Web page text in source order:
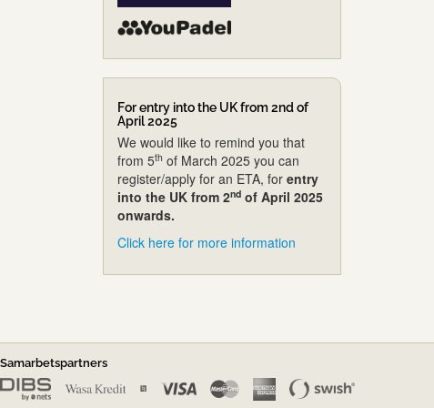
For entry into the UK from 2nd of
April 2025
We would like to remind you that
from 5th of March 2025 you can
register/apply for an ETA, for entry
into the UK from 2ndof April 2025
onwards.
Click here for more information
Samarbetspartners